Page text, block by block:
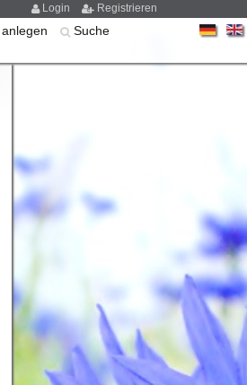
Login Registrieren
Suche